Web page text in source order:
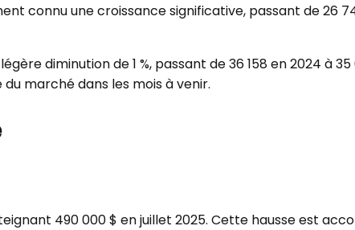
connu une croissance significative, passant de 26
diminution de 1 %, passant de 36 158 en 2024 à
marché dans les mois à venir.
490 000 $ en juillet 2025. Cette hausse est